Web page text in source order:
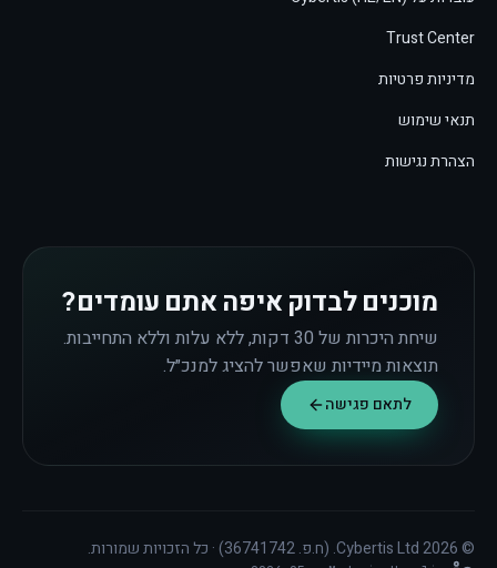
Trust Center
מדיניות פרטיות
תנאי שימוש
הצהרת נגישות
מוכנים לבדוק איפה אתם עומדים?
שיחת היכרות של 30 דקות, ללא עלות וללא התחייבות.
תוצאות מיידיות שאפשר להציג למנכ״ל.
לתאם פגישה
©
2026